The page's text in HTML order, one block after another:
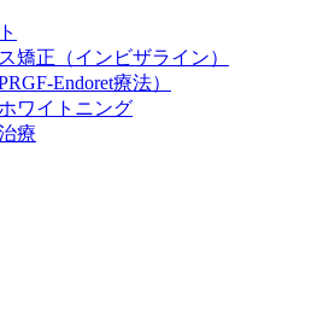
矯正（インビザライン）
Endoret療法）
ワイトニング
療